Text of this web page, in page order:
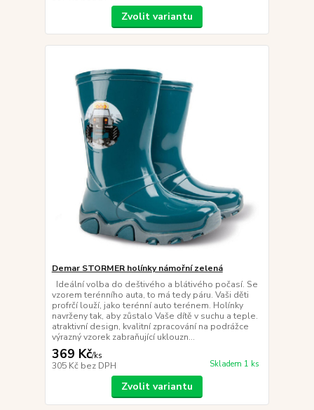
Zvolit variantu
Demar STORMER holínky námořní zelená
Ideální volba do deštivého a blátivého počasí. Se
vzorem terénního auta, to má tedy páru. Vaši děti
profrčí louží, jako terénní auto terénem. Holínky
navrženy tak, aby zůstalo Vaše dítě v suchu a teple.
atraktivní design, kvalitní zpracování na podrážce
výrazný vzorek zabraňující uklouzn...
369 Kč/ks
305 Kč bez DPH Skladem 1 ks
Zvolit variantu